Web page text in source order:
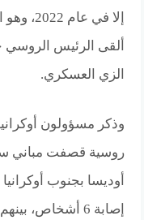
إلا في
ألقى الرئيس الروسي
الزي العسكري.
وذكر مسؤولون
روسية قصفت مباني
أوديسا بجنوب
إصابة 6 أشخاص، بينهم طفل رضيع وطفلان آخران.